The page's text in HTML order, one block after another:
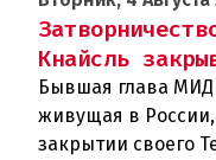
Кнайсль
Бывшая глава
живущая в
закрытии своего